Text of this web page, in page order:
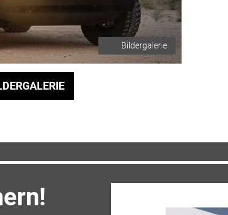
Bildergalerie